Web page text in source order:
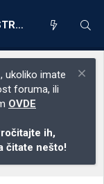
REGISTRACIJA
ukoliko imate
foruma, ili
OVDE
ih,
čitate nešto!